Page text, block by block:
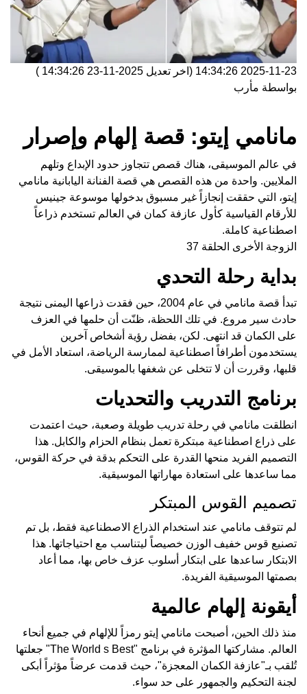
2025-11-23 14:34:26 (اخر تعديل 2025-11-23 14:34:26
)
بواسطة مأرب
مانامي إيتو: قصة إلهام وإصرار
في عالم الموسيقى، هناك قصص تتجاوز حدود الإبداع وتلهم
الملايين. واحدة من هذه القصص هي قصة الفنانة اليابانية مانامي
إيتو، التي حققت إنجازاً غير مسبوق بدخولها موسوعة جينيس
للأرقام القياسية كأول عازفة كمان في العالم تستخدم ذراعاً
اصطناعية كاملة.
الزوجة الأخرى الحلقة 37
بداية رحلة التحدي
تبدأ قصة مانامي في عام 2004، حين فقدت ذراعها اليمنى نتيجة
حادث سير مروع. في تلك اللحظة، ظنّت أن حلمها في العزف
على الكمان قد انتهى. لكن، بفضل رؤية أشخاص آخرين
يستخدمون أطرافاً اصطناعية لممارسة الرياضة، استعاد الأمل في
قلبها، وقررت أن لا تتخلى عن شغفها بالموسيقى.
برنامج التدريب والتحديات
انطلقت مانامي في رحلة تدريب طويلة وصعبة، حيث اعتمدت
على ذراع اصطناعية مبتكرة تعمل بنظام الحزام والكابل. هذا
التصميم الفريد منحها القدرة على التحكم بدقة في حركة القوس،
مما ساعدها على استعادة مهاراتها الموسيقية.
تصميم القوس المبتكر
لم تتوقف مانامي عند استخدام الذراع الاصطناعية فقط، بل تم
تصنيع قوس خفيف الوزن خصيصاً ليتناسب مع احتياجاتها. هذا
الابتكار ساعدها على ابتكار أسلوب عزف خاص بها، مما أعاد
بصمتها الموسيقية الفريدة.
أيقونة إلهام عالمية
منذ ذلك الحين، أصبحت مانامي إيتو رمزاً للإلهام في جميع أنحاء
العالم. مشاركتها المؤثرة في برنامج "The World s Best" جعلتها
تُلقب بـ"عازفة الكمان المعجزة"، حيث قدمت عرضاً مؤثراً أبكى
لجنة التحكيم والجمهور على حد سواء.